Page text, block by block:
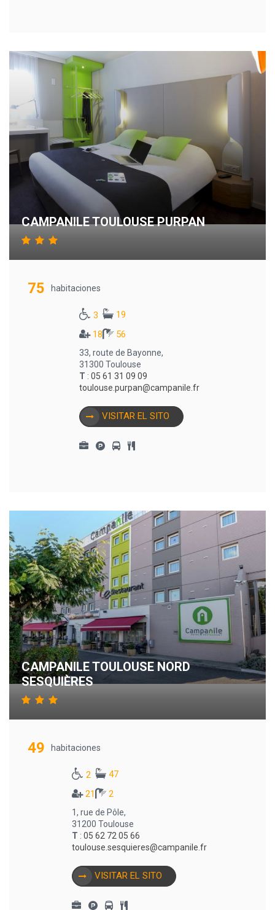
CAMPANILE TOULOUSE PURPAN
75 habitaciones
3
19
18
56
33, route de Bayonne,
31300 Toulouse
T : 05 61 31 09 09
toulouse.purpan@campanile.fr
VISITAR EL SITO
CAMPANILE TOULOUSE NORD
SESQUIÈRES
49 habitaciones
2
47
21
2
1, rue de Pôle,
31200 Toulouse
T : 05 62 72 05 66
toulouse.sesquieres@campanile.fr
VISITAR EL SITO